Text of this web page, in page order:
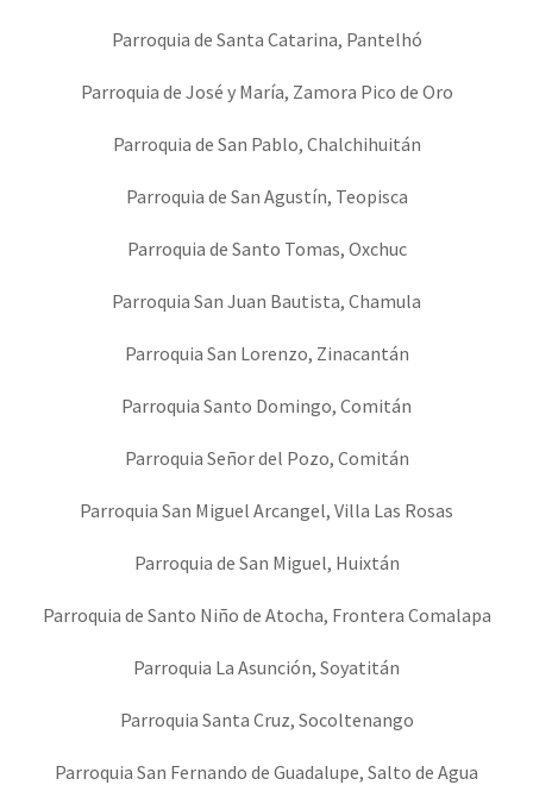
Parroquia de Santa Catarina, Pantelhó
Parroquia de José y María, Zamora Pico de Oro
Parroquia de San Pablo, Chalchihuitán
Parroquia de San Agustín, Teopisca
Parroquia de Santo Tomas, Oxchuc
Parroquia San Juan Bautista, Chamula
Parroquia San Lorenzo, Zinacantán
Parroquia Santo Domingo, Comitán
Parroquia Señor del Pozo, Comitán
Parroquia San Miguel Arcangel, Villa Las Rosas
Parroquia de San Miguel, Huixtán
Parroquia de Santo Niño de Atocha, Frontera Comalapa
Parroquia La Asunción, Soyatitán
Parroquia Santa Cruz, Socoltenango
Parroquia San Fernando de Guadalupe, Salto de Agua